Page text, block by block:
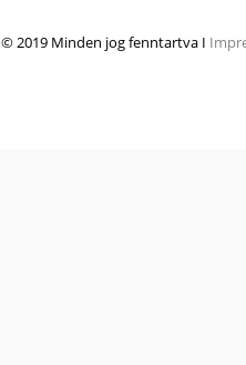
© 2019 Minden jog fenntartva I